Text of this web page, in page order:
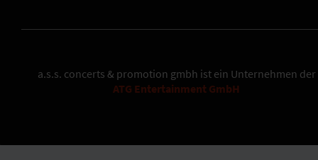
a.s.s. concerts & promotion gmbh ist ein Unternehmen der
ATG Entertainment GmbH